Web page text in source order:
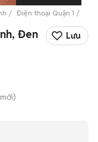
Điện thoại Quận 1
Đen Lưu